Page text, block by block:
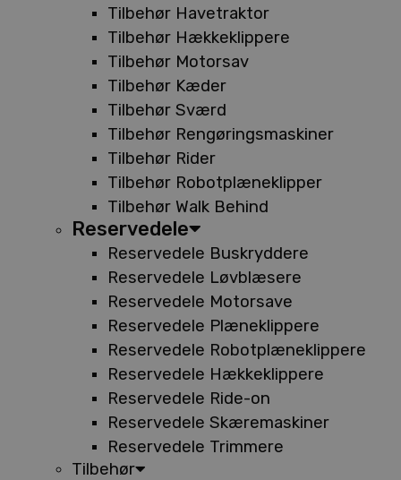
Tilbehør Havetraktor
Tilbehør Hækkeklippere
Tilbehør Motorsav
Tilbehør Kæder
Tilbehør Sværd
Tilbehør Rengøringsmaskiner
Tilbehør Rider
Tilbehør Robotplæneklipper
Tilbehør Walk Behind
Reservedele
Reservedele Buskryddere
Reservedele Løvblæsere
Reservedele Motorsave
Reservedele Plæneklippere
Reservedele Robotplæneklippere
Reservedele Hækkeklippere
Reservedele Ride-on
Reservedele Skæremaskiner
Reservedele Trimmere
Tilbehør